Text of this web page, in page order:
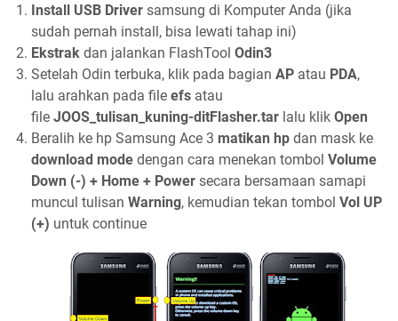
Install USB Driver samsung di Komputer Anda (jika
sudah pernah install, bisa lewati tahap ini)
Ekstrak dan jalankan FlashTool Odin3
Setelah Odin terbuka, klik pada bagian AP atau PDA,
lalu arahkan pada file efs atau
file JOOS_tulisan_kuning-ditFlasher.tar lalu klik Open
Beralih ke hp Samsung Ace 3 matikan hp dan mask ke
download mode dengan cara menekan tombol Volume
Down (-) + Home + Power secara bersamaan samapi
muncul tulisan Warning, kemudian tekan tombol Vol UP
(+) untuk continue